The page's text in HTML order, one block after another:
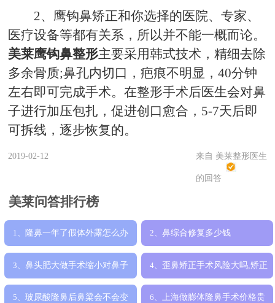
2、鹰钩鼻矫正和你选择的医院、专家、
医疗设备等都有关系，所以并不能一概而论。
美莱鹰钩鼻整形主要采用韩式技术，精细去除
多余骨质;鼻孔内切口，疤痕不明显，40分钟
左右即可完成手术。在整形手术后医生会对鼻
子进行加压包扎，促进创口愈合，5-7天后即
可拆线，逐步恢复的。
2019-02-12 来自 美莱整形医生
的回答
美莱问答排行榜
1、 隆鼻一年了假体外露怎么办 2、 鼻综合修复多少钱
3、 鼻头肥大做手术缩小对鼻子
和呼吸有影响
4、 歪鼻矫正手术风险大吗,矫正
效果好吗
5、 玻尿酸隆鼻后鼻梁会不会变 6、 上海做膨体隆鼻手术价格贵